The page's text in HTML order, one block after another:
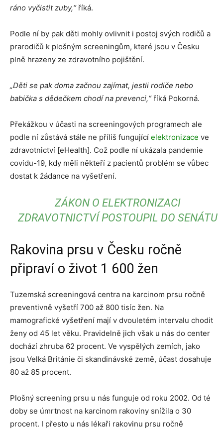
ráno vyčistit zuby,“říká.
Podle ní by pak děti mohly ovlivnit i postoj svých rodičů a
prarodičů k plošným screeningům, které jsou v Česku
plně hrazeny ze zdravotního pojištění.
„Děti se pak doma začnou zajímat, jestli rodiče nebo
babička s dědečkem chodí na prevenci,“říká Pokorná.
Překážkou v účasti na screeningových programech ale
podle ní zůstává stále ne příliš fungující elektronizace ve
zdravotnictví [eHealth]. Což podle ní ukázala pandemie
covidu-19, kdy měli někteří z pacientů problém se vůbec
dostat k žádance na vyšetření.
ZÁKON O ELEKTRONIZACI
ZDRAVOTNICTVÍ POSTOUPIL DO SENÁTU
Rakovina prsu v Česku ročně
připraví o život 1 600 žen
Tuzemská screeningová centra na karcinom prsu ročně
preventivně vyšetří 700 až 800 tisíc žen. Na
mamografické vyšetření mají v dvouletém intervalu chodit
ženy od 45 let věku. Pravidelně jich však u nás do center
dochází zhruba 62 procent. Ve vyspělých zemích, jako
jsou Velká Británie či skandinávské země, účast dosahuje
80 až 85 procent.
Plošný screening prsu u nás funguje od roku 2002. Od té
doby se úmrtnost na karcinom rakoviny snížila o 30
procent. I přesto u nás lékaři rakovinu prsu ročně